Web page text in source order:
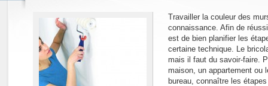
Travailler la couleur des
connaissance. Afin de
est de bien planifier les
certaine technique. Le
mais il faut du savoir-faire.
maison, un appartement ou
bureau, connaître les